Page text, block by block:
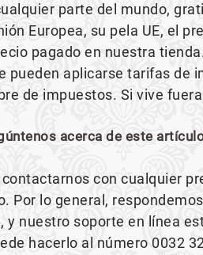
parte del mundo,
Europea, su pela UE, el
pagado en nuestra
pueden aplicarse tarifas de
de impuestos. Si vive
acerca de este
con cualquier
Por lo general,
y nuestro soporte en línea
hacerlo al número 0032